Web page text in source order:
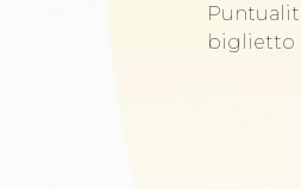
biglietto